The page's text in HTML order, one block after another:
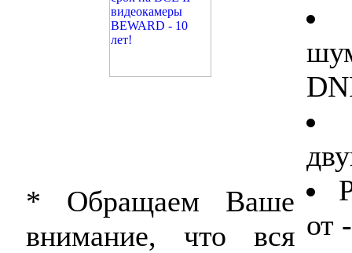
* Обращаем Ваше
внимание, что вся от